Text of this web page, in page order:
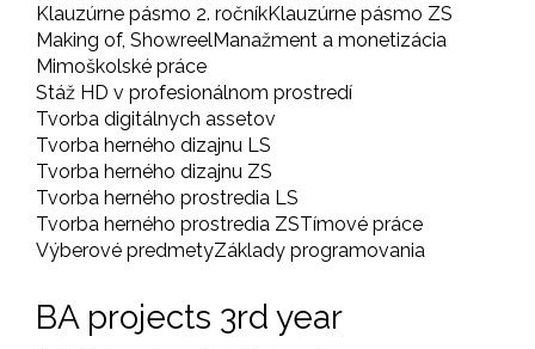
Klauzúrne pásmo 2. ročníkKlauzúrne pásmo ZS
Making of, ShowreelManažment a monetizácia
Mimoškolské práce
Stáž HD v profesionálnom prostredí
Tvorba digitálnych assetov
Tvorba herného dizajnu LS
Tvorba herného dizajnu ZS
Tvorba herného prostredia LS
Tvorba herného prostredia ZSTímové práce
Výberové predmetyZáklady programovania
BA projects 3rd year